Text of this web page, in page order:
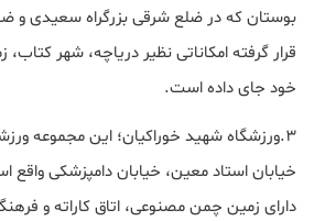
بوستان که در ضلع شرقی بزرگراه سعیدی و
قرار گرفته امکاناتی نظیر دریاچه، شهر کتاب،
خود جای داده است.
۳.ورزشگاه شهید خوراکیان؛ این مجموعه
خیابان استاد معین، خیابان دامپزشکی
دارای زمین چمن مصنوعی، اتاق کاراته و